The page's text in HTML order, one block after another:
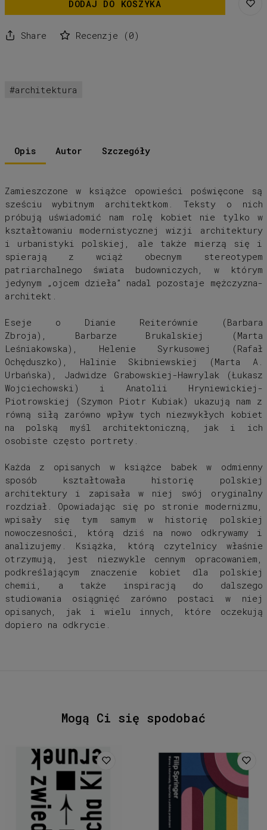
DODAJ DO KOSZYKA
Share Recenzje (0)
architektura
Opis Autor Szczegóły
Zamieszczone w książce opowieści poświęcone są
sześciu wybitnym architektkom. Teksty o nich
próbują uświadomić nam rolę kobiet nie tylko w
kształtowaniu modernistycznej wizji architektury
i urbanistyki polskiej, ale także mierzą się i
spierają z wciąż obecnym stereotypem
patriarchalnego świata budowniczych, w którym
jedynym „ojcem dzieła” nadal pozostaje mężczyzna-
architekt.
Eseje o Dianie Reiterównie (Barbara
Zbroja), Barbarze Brukalskiej (Marta
Leśniakowska), Helenie Syrkusowej (Rafał
Ochęduszko), Halinie Skibniewskiej (Marta A.
Urbańska), Jadwidze Grabowskiej-Hawrylak (Łukasz
Wojciechowski) i Anatolii Hryniewickiej-
Piotrowskiej (Szymon Piotr Kubiak) ukazują nam z
równą siłą zarówno wpływ tych niezwykłych kobiet
na polską myśl architektoniczną, jak i ich
osobiste często portrety.
Każda z opisanych w książce babek w odmienny
sposób kształtowała historię polskiej
architektury i zapisała w niej swój oryginalny
rozdział. Opowiadając się po stronie modernizmu,
wpisały się tym samym w historię polskiej
nowoczesności, którą dziś na nowo odkrywamy i
analizujemy. Książka, którą czytelnicy właśnie
otrzymują, jest niezwykle cennym opracowaniem,
podkreślającym znaczenie kobiet dla polskiej
chemii, a także inspiracją do dalszego
studiowania osiągnięć zarówno postaci w niej
opisanych, jak i wielu innych, które oczekują
dopiero na odkrycie.
Mogą Ci się spodobać